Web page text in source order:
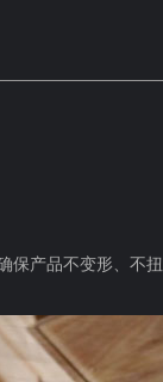
保产品不变形、不